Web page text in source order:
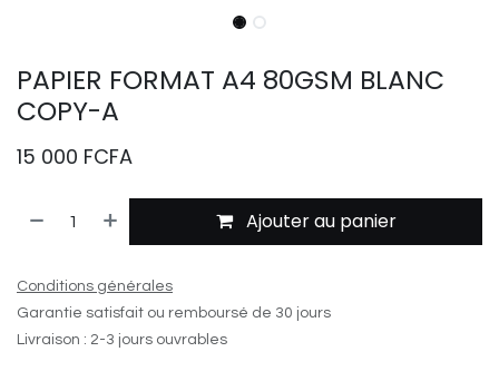
PAPIER FORMAT A4 80GSM BLANC
COPY-A
15 000 FCFA
Ajouter au panier
Conditions générales
Garantie satisfait ou remboursé de 30 jours
Livraison : 2-3 jours ouvrables